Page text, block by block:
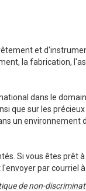
et
la fabrication,
dans le
que sur les
un environnement
Si vous êtes prêt
l'envoyer par courriel
de non-